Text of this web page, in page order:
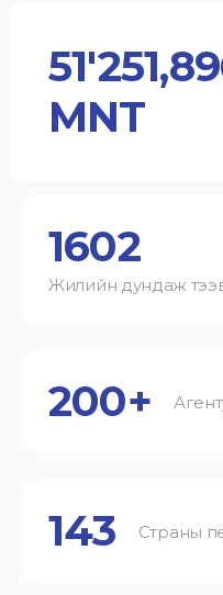
MNT
1602
Жилийн дундаж
200+
143 Страны